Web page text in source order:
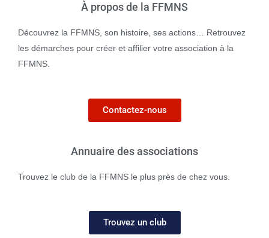
À propos de la FFMNS
Découvrez la FFMNS, son histoire, ses actions… Retrouvez
les démarches pour créer et affilier votre association à la
FFMNS.
Contactez-nous
Annuaire des associations
Trouvez le club de la FFMNS le plus près de chez vous.
Trouvez un club